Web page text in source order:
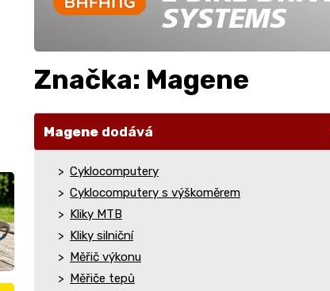
Značka: Magene
Magene dodává
Cyklocomputery
Cyklocomputery s výškoměrem
Kliky MTB
Kliky silniční
Měřič výkonu
Měřiče tepů